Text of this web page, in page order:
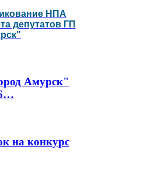
НПА
депутатов ГП
Амурск"
на конкурс